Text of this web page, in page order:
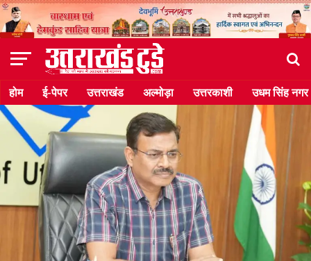
होम ई-पेपर उत्तराखंड अल्मोड़ा उत्तरकाशी उधम सिंह नगर